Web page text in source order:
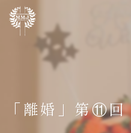
「離婚」第⑪